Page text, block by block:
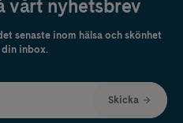
vårt nyhetsbrev
senaste inom hälsa och skönhet
inbox.
Skicka